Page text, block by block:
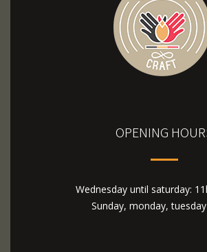
OPENING
Wednesday until saturday:
Sunday, monday,